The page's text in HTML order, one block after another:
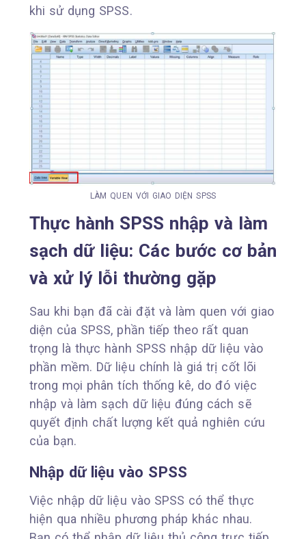
khi sử dụng SPSS.
LÀM QUEN VỚI GIAO DIỆN SPSS
Thực hành SPSS nhập và làm
sạch dữ liệu: Các bước cơ bản
và xử lý lỗi thường gặp
Sau khi bạn đã cài đặt và làm quen với giao
diện của SPSS, phần tiếp theo rất quan
trọng là thực hành SPSS nhập dữ liệu vào
phần mềm. Dữ liệu chính là giá trị cốt lõi
trong mọi phân tích thống kê, do đó việc
nhập và làm sạch dữ liệu đúng cách sẽ
quyết định chất lượng kết quả nghiên cứu
của bạn.
Nhập dữ liệu vào SPSS
Việc nhập dữ liệu vào SPSS có thể thực
hiện qua nhiều phương pháp khác nhau.